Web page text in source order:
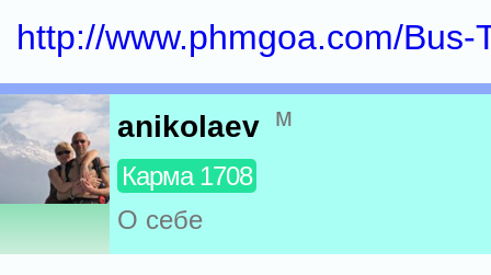
http://www.phmgoa.com/Bus-
anikolaev м
Карма 1708
О себе